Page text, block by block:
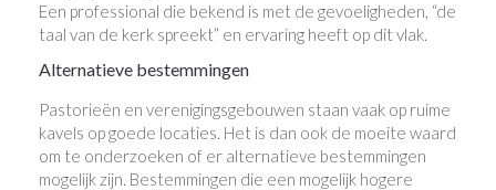
Een professional die bekend is met de gevoeligheden, “de
taal van de kerk spreekt” en ervaring heeft op dit vlak.
Alternatieve bestemmingen
Pastorieën en verenigingsgebouwen staan vaak op ruime
kavels op goede locaties. Het is dan ook de moeite waard
om te onderzoeken of er alternatieve bestemmingen
mogelijk zijn. Bestemmingen die een mogelijk hogere